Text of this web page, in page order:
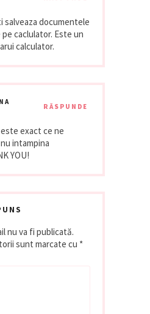
salveaza documentele
caclulator. Este un
calculator.
RĂSPUNDE
exact ce ne
intampina
YOU!
nu va fi publicată.
sunt marcate cu *